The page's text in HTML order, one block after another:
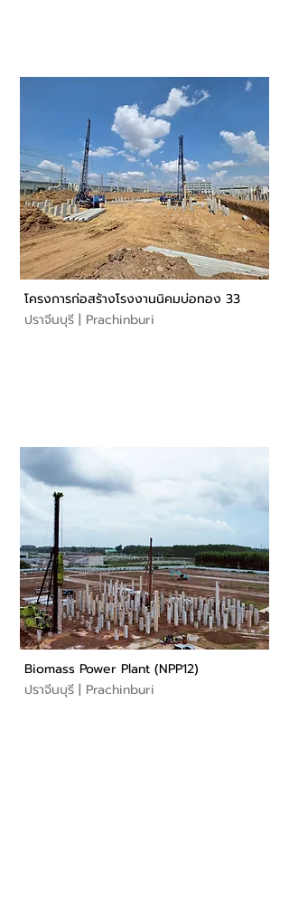
โครงการก่อสร้างโรงงานนิคมบ่อทอง 33
ปราจีนบุรี | Prachinburi
Biomass Power Plant (NPP12)
ปราจีนบุรี | Prachinburi